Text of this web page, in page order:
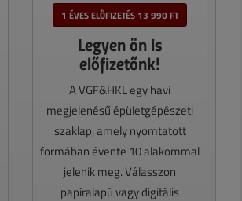
1 ÉVES ELŐFIZETÉS 13 990 FT
Legyen ön is
előfizetőnk!
A VGF&HKL egy havi
megjelenésű épületgépészeti
szaklap, amely nyomtatott
formában évente 10 alakommal
jelenik meg. Válasszon
papíralapú vagy digitális